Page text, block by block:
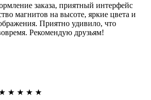
заказа, приятный интерфейс
магнитов на высоте, яркие цвета и
Приятно удивило, что
Рекомендую друзьям!
★ ★ ★ ★